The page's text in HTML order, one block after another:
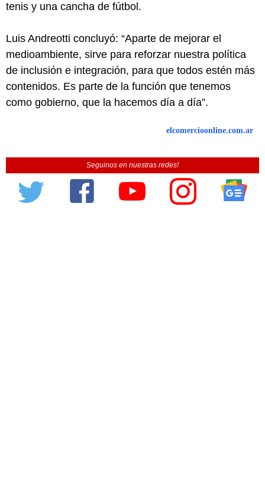
tenis y una cancha de fútbol.
Luis Andreotti concluyó: “Aparte de mejorar el
medioambiente, sirve para reforzar nuestra política
de inclusión e integración, para que todos estén más
contenidos. Es parte de la función que tenemos
como gobierno, que la hacemos día a día”.
elcomercioonline.com.ar
Seguinos en nuestras redes!